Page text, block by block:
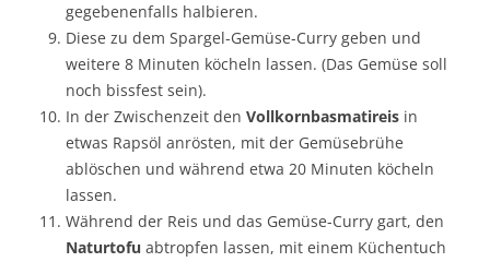
gegebenenfalls halbieren.
Diese zu dem Spargel-Gemüse-Curry geben und
weitere 8 Minuten köcheln lassen. (Das Gemüse soll
noch bissfest sein).
In der Zwischenzeit den Vollkornbasmatireis in
etwas Rapsöl anrösten, mit der Gemüsebrühe
ablöschen und während etwa 20 Minuten köcheln
lassen.
Während der Reis und das Gemüse-Curry gart, den
Naturtofu abtropfen lassen, mit einem Küchentuch